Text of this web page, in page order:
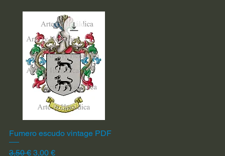
Vista rápida
Fumero escudo vintage PDF
Precio
3,50 € Precio de oferta
3,00 €